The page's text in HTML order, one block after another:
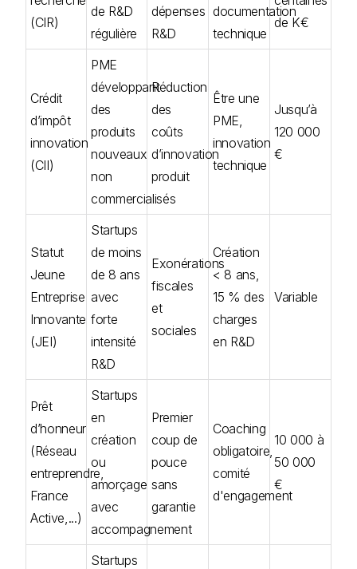
(CIR)
de R&D
régulière
dépenses
R&D
documentation
technique
de K€
Crédit
d’impôt
innovation
(CII)
PME
développant
des
produits
nouveaux
non
commercialisés
Réduction
des
coûts
d’innovation
produit
Être une
PME,
innovation
technique
Jusqu’à
120 000
€
Statut
Jeune
Entreprise
Innovante
(JEI)
Startups
de moins
de 8 ans
avec
forte
intensité
R&D
Exonérations
fiscales
et
sociales
Création
< 8 ans,
15 % des
charges
en R&D
Variable
Prêt
d’honneur
(Réseau
entreprendre,
France
Active,...)
Startups
en
création
ou
amorçage
avec
accompagnement
Premier
coup de
pouce
sans
garantie
Coaching
obligatoire,
comité
d'engagement
10 000 à
50 000
€
Startups